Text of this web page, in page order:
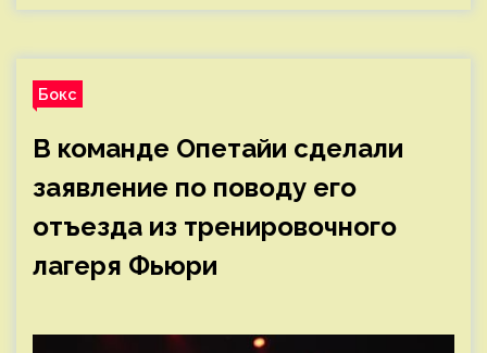
Бокс
В команде Опетайи сделали
заявление по поводу его
отъезда из тренировочного
лагеря Фьюри